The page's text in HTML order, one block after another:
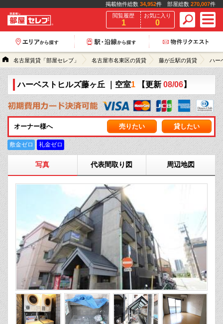
掲載物件総数 34,952件 部屋総数 270,007件
閲覧履歴
1
お気に入り
0
名古屋賃貸「部屋セレブ」 名古屋市名東区の賃貸 藤が丘駅の賃貸 ハー
ハーベストヒルズ藤ヶ丘 ｜空室1 【更新 08/06】
オーナー様へ 売りたい 貸したい
敷金ゼロ 礼金ゼロ
写真 代表間取り図 周辺地図